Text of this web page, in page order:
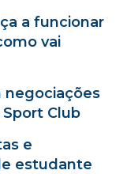
a funcionar
vai
negociações
Club
e
estudante